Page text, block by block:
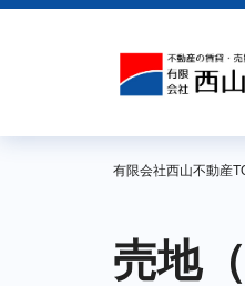
有限会社西山不動産
売地